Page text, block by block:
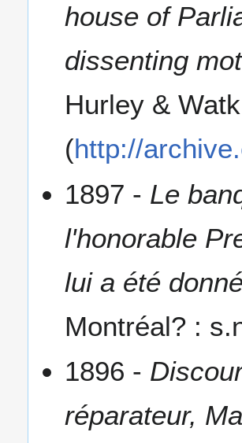
house of
dissenting
Hurley &
(http://
1897 - Le
l'honorable
lui a été
Montréal? :
1896 -
réparateur,